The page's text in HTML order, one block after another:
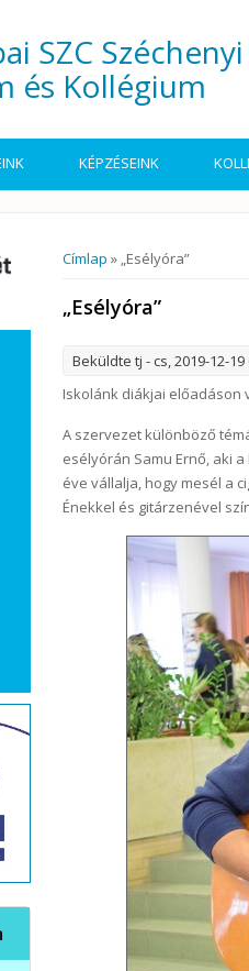
SZC
és Kollégium
KÉPZÉSEINK
Jelenlegi hely
Címlap » „Esélyóra”
„Esélyóra”
Beküldtetj - cs, 2019-12-19
Iskolánk diákjai előadáson
A szervezet különböző
esélyórán Samu Ernő, aki
éve vállalja, hogy mesél a
Énekkel és gitárzenével